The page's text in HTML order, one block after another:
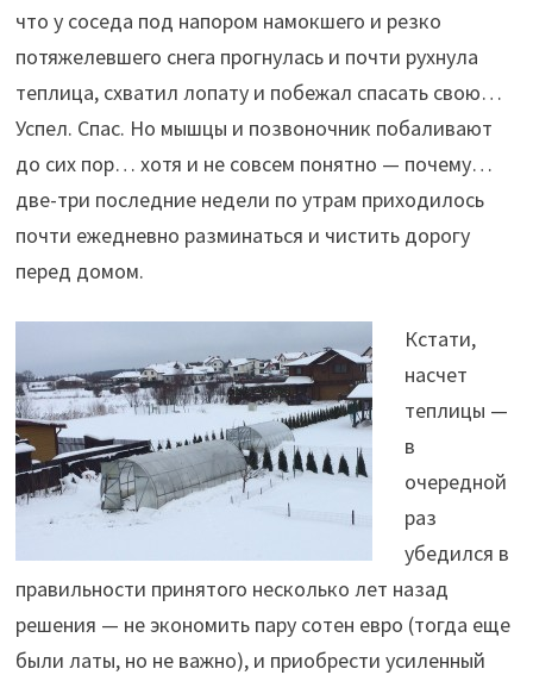
что у соседа под напором намокшего и резко
потяжелевшего снега прогнулась и почти рухнула
теплица, схватил лопату и побежал спасать свою…
Успел. Спас. Но мышцы и позвоночник побаливают
до сих пор… хотя и не совсем понятно — почему…
две-три последние недели по утрам приходилось
почти ежедневно разминаться и чистить дорогу
перед домом.
Кстати,
насчет
теплицы —
в
очередной
раз
убедился в
правильности принятого несколько лет назад
решения — не экономить пару сотен евро (тогда еще
были латы, но не важно), и приобрести усиленный